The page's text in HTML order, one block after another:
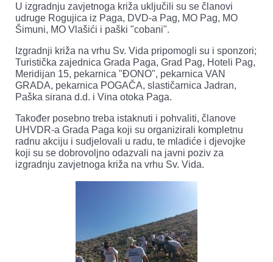
U izgradnju zavjetnoga križa uključili su se članovi
udruge Rogujica iz Paga, DVD-a Pag, MO Pag, MO
Šimuni, MO Vlašići i paški "cobani".
Izgradnji križa na vrhu Sv. Vida pripomogli su i sponzori;
Turistička zajednica Grada Paga, Grad Pag, Hoteli Pag,
Meridijan 15, pekarnica "ĐONO", pekarnica VAN
GRADA, pekarnica POGAČA, slastičarnica Jadran,
Paška sirana d.d. i Vina otoka Paga.
Također posebno treba istaknuti i pohvaliti, članove
UHVDR-a Grada Paga koji su organizirali kompletnu
radnu akciju i sudjelovali u radu, te mladiće i djevojke
koji su se dobrovoljno odazvali na javni poziv za
izgradnju zavjetnoga križa na vrhu Sv. Vida.